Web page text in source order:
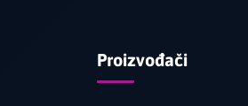
Proizvođači